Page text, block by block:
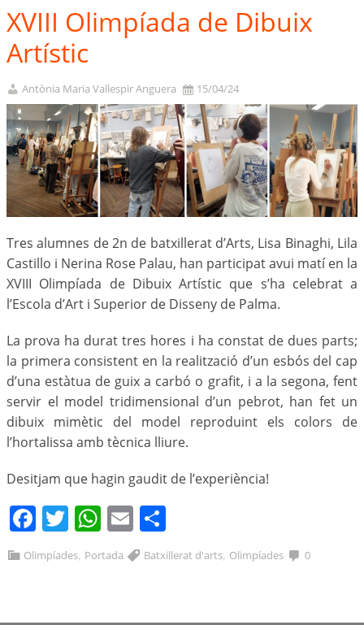
XVIII Olimpíada de Dibuix
Artístic
Antònia Maria Vallespir Anguera 15/04/24
Tres alumnes de 2n de batxillerat d’Arts, Lisa Binaghi, Lila
Castillo i Nerina Rose Palau, han participat avui matí en la
XVIII Olimpíada de Dibuix Artístic que s’ha celebrat a
l’Escola d’Art i Superior de Disseny de Palma.
La prova ha durat tres hores i ha constat de dues parts;
la primera consistent en la realització d’un esbós del cap
d’una estàtua de guix a carbó o grafit, i a la segona, fent
servir el model tridimensional d’un pebrot, han fet un
dibuix mimètic del model reproduint els colors de
l’hortalissa amb tècnica lliure.
Desitjam que hagin gaudit de l’experiència!
Facebook
Twitter
WhatsApp
Email
Olimpíades, Portada Batxillerat d'arts, Olimpíades 0